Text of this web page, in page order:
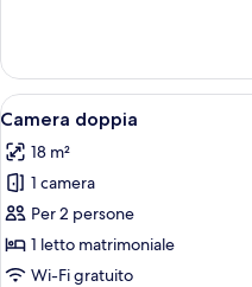
singola
Apri
tutte
le
foto
per
Camera
doppia
4
Camera doppia
18 m²
1 camera
Per 2 persone
1 letto matrimoniale
Wi-Fi gratuito